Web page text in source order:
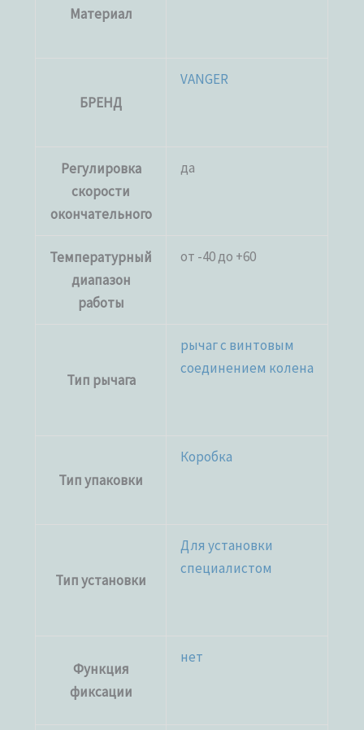
Материал
БРЕНД
VANGER
Регулировка
скорости
окончательного
да
Температурный
диапазон
работы
от -40 до +60
Тип рычага
рычаг с винтовым
соединением колена
Тип упаковки
Коробка
Тип установки
Для установки
специалистом
Функция
фиксации
нет